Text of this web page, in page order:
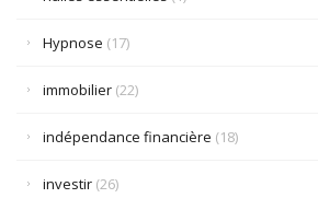
Hypnose (17)
immobilier (22)
indépendance financière (18)
investir (26)